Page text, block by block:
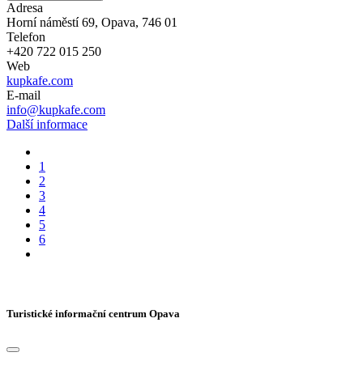
Adresa
Horní náměstí 69, Opava, 746 01
Telefon
+420 722 015 250
Web
kupkafe.com
E-mail
info@kupkafe.com
Další informace
1
2
3
4
5
6
Turistické informační centrum Opava